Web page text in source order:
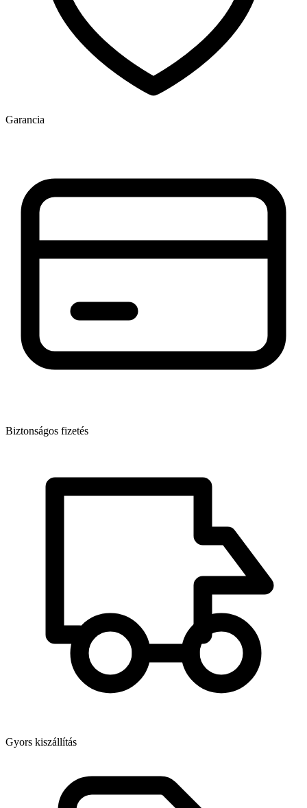
Garancia
Biztonságos fizetés
Gyors kiszállítás